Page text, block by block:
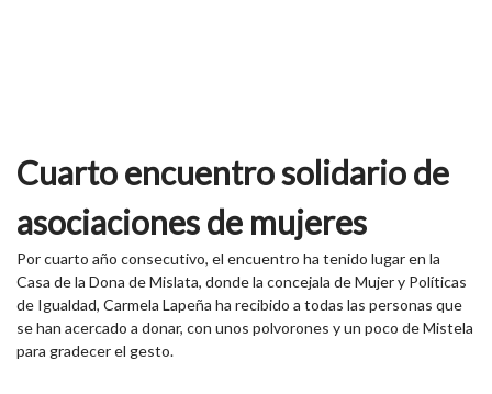
Cuarto encuentro solidario de
asociaciones de mujeres
Por cuarto año consecutivo, el encuentro ha tenido lugar en la
Casa de la Dona de Mislata, donde la concejala de Mujer y Políticas
de Igualdad, Carmela Lapeña ha recibido a todas las personas que
se han acercado a donar, con unos polvorones y un poco de Mistela
para gradecer el gesto.